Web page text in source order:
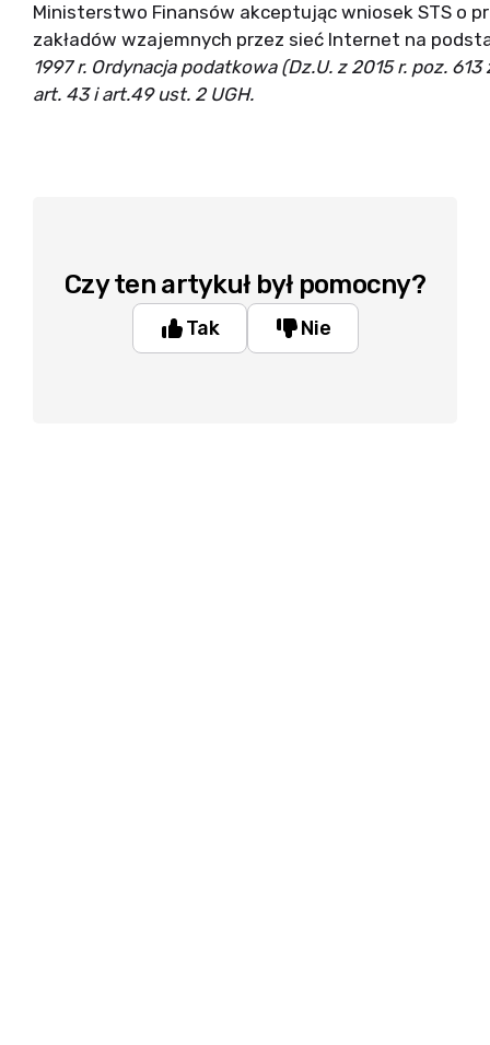
Ministerstwo Finansów akceptując wniosek STS o
zakładów wzajemnych przez sieć Internet na
1997 r. Ordynacja podatkowa (Dz.U. z 2015 r. poz.
art. 43 i art.49 ust. 2 UGH.
Czy ten artykuł był pomocny?
Tak Nie